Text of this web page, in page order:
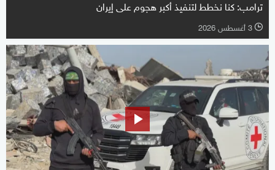
ترامب: كنا نخطط لتنفيذ أكبر هجوم على إيران
l 3 أغسطس 2026